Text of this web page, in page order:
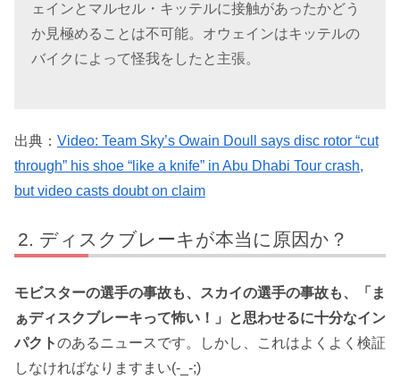
ェインとマルセル・キッテルに接触があったかどう
か見極めることは不可能。オウェインはキッテルの
バイクによって怪我をしたと主張。
出典： Video: Team Sky’s Owain Doull says disc rotor “cut
through” his shoe “like a knife” in Abu Dhabi Tour crash,
but video casts doubt on claim
ディスクブレーキが本当に原因か？
モビスターの選手の事故も、スカイの選手の事故も、「ま
ぁディスクブレーキって怖い！」と思わせるに十分なイン
パクトのあるニュースです。しかし、これはよくよく検証
しなければなりますまい(-_-;)